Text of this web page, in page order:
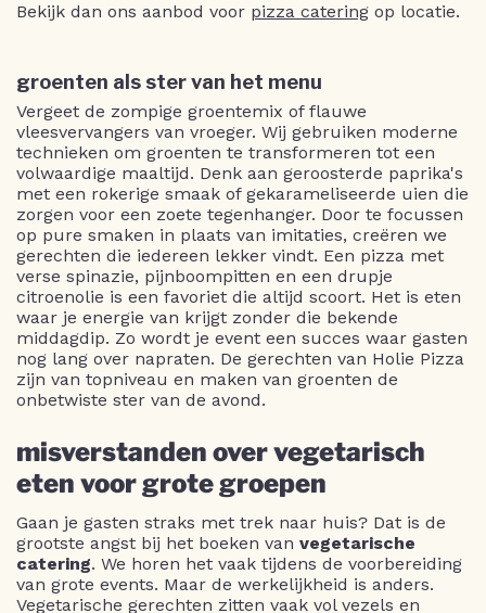
Bekijk dan ons aanbod voor pizza catering op locatie.
groenten als ster van het menu
Vergeet de zompige groentemix of flauwe
vleesvervangers van vroeger. Wij gebruiken moderne
technieken om groenten te transformeren tot een
volwaardige maaltijd. Denk aan geroosterde paprika's
met een rokerige smaak of gekarameliseerde uien die
zorgen voor een zoete tegenhanger. Door te focussen
op pure smaken in plaats van imitaties, creëren we
gerechten die iedereen lekker vindt. Een pizza met
verse spinazie, pijnboompitten en een drupje
citroenolie is een favoriet die altijd scoort. Het is eten
waar je energie van krijgt zonder die bekende
middagdip. Zo wordt je event een succes waar gasten
nog lang over napraten. De gerechten van Holie Pizza
zijn van topniveau en maken van groenten de
onbetwiste ster van de avond.
misverstanden over vegetarisch
eten voor grote groepen
Gaan je gasten straks met trek naar huis? Dat is de
grootste angst bij het boeken van vegetarische
catering. We horen het vaak tijdens de voorbereiding
van grote events. Maar de werkelijkheid is anders.
Vegetarische gerechten zitten vaak vol vezels en